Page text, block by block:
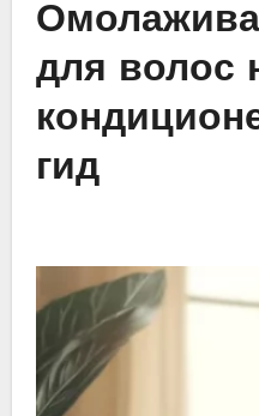
для волос
гид